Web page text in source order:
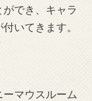
でき、キャラ
いてきます。
マウスルーム